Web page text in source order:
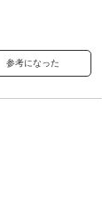
参考になった